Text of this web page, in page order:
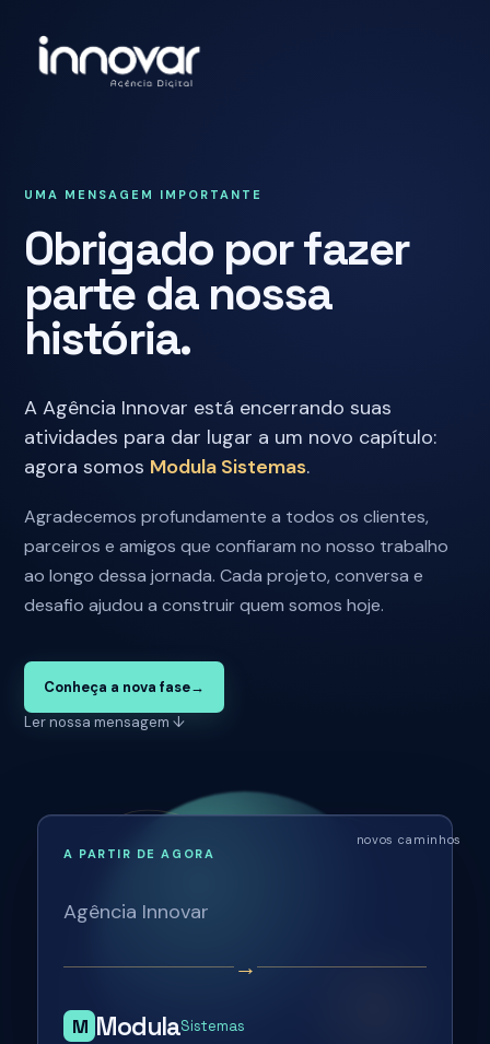
UMA MENSAGEM IMPORTANTE
Obrigado por fazer
parte da nossa
história.
A Agência Innovar está encerrando suas
atividades para dar lugar a um novo capítulo:
agora somos Modula Sistemas.
Agradecemos profundamente a todos os clientes,
parceiros e amigos que confiaram no nosso trabalho
ao longo dessa jornada. Cada projeto, conversa e
desafio ajudou a construir quem somos hoje.
Conheça a nova fase→
Ler nossa mensagem ↓
A PARTIR DE AGORA
Agência Innovar
→
M ModulaSistemas
novos caminhos